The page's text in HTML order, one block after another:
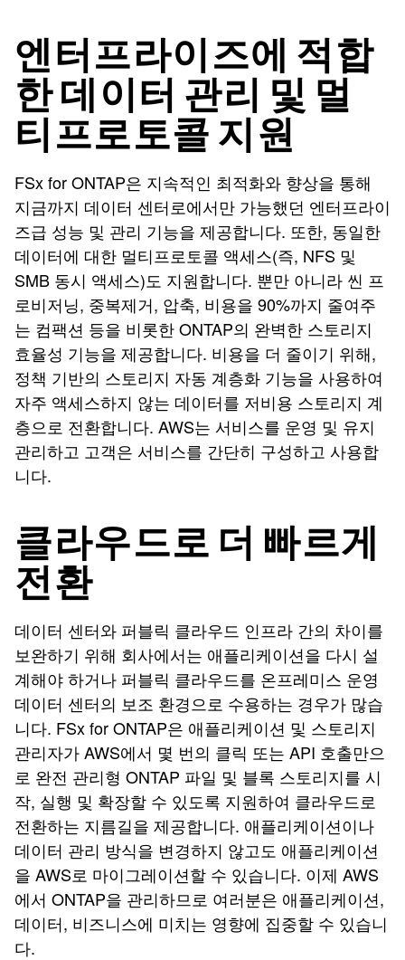
엔터프라이즈에 적합
한 데이터 관리 및 멀
티프로토콜 지원
FSx for ONTAP은 지속적인 최적화와 향상을 통해
지금까지 데이터 센터로에서만 가능했던 엔터프라이
즈급 성능 및 관리 기능을 제공합니다. 또한, 동일한
데이터에 대한 멀티프로토콜 액세스(즉, NFS 및
SMB 동시 액세스)도 지원합니다. 뿐만 아니라 씬 프
로비저닝, 중복제거, 압축, 비용을 90%까지 줄여주
는 컴팩션 등을 비롯한 ONTAP의 완벽한 스토리지
효율성 기능을 제공합니다. 비용을 더 줄이기 위해,
정책 기반의 스토리지 자동 계층화 기능을 사용하여
자주 액세스하지 않는 데이터를 저비용 스토리지 계
층으로 전환합니다. AWS는 서비스를 운영 및 유지
관리하고 고객은 서비스를 간단히 구성하고 사용합
니다.
클라우드로 더 빠르게
전환
데이터 센터와 퍼블릭 클라우드 인프라 간의 차이를
보완하기 위해 회사에서는 애플리케이션을 다시 설
계해야 하거나 퍼블릭 클라우드를 온프레미스 운영
데이터 센터의 보조 환경으로 수용하는 경우가 많습
니다. FSx for ONTAP은 애플리케이션 및 스토리지
관리자가 AWS에서 몇 번의 클릭 또는 API 호출만으
로 완전 관리형 ONTAP 파일 및 블록 스토리지를 시
작, 실행 및 확장할 수 있도록 지원하여 클라우드로
전환하는 지름길을 제공합니다. 애플리케이션이나
데이터 관리 방식을 변경하지 않고도 애플리케이션
을 AWS로 마이그레이션할 수 있습니다. 이제 AWS
에서 ONTAP을 관리하므로 여러분은 애플리케이션,
데이터, 비즈니스에 미치는 영향에 집중할 수 있습니
다.